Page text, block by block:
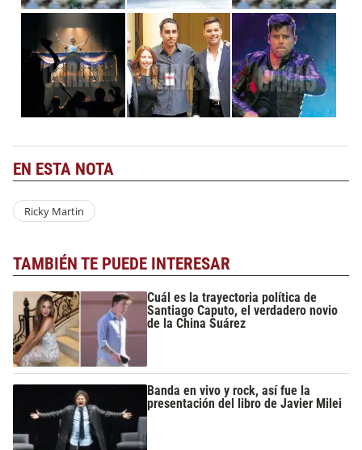
EN ESTA NOTA
Ricky Martin
TAMBIÉN TE PUEDE INTERESAR
Cuál es la trayectoria política de
Santiago Caputo, el verdadero novio
de la China Suárez
Banda en vivo y rock, así fue la
presentación del libro de Javier Milei